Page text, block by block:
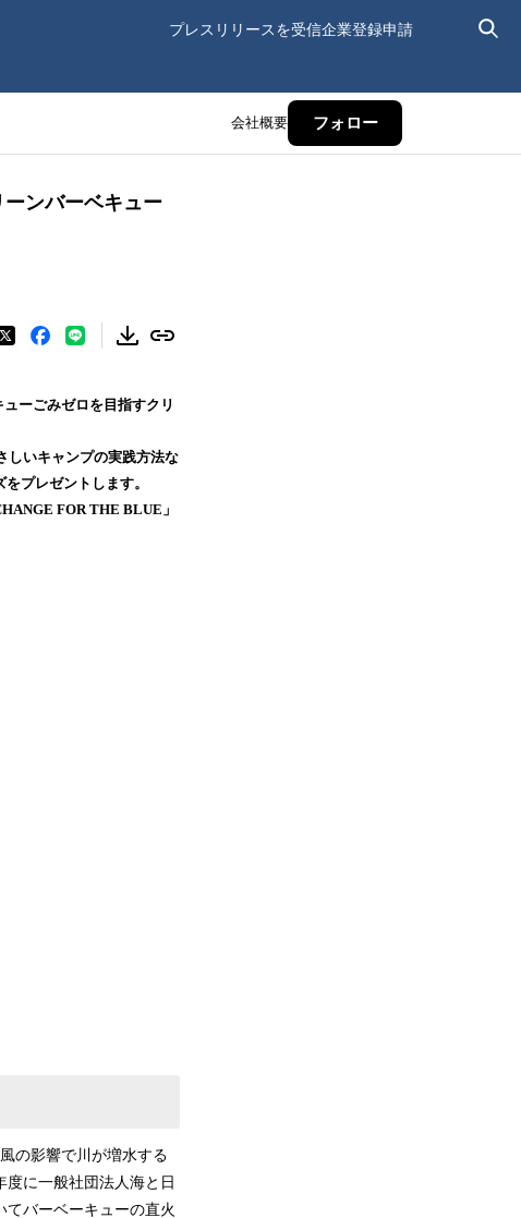
プレスリリースを受信企業登録申請
会社概要 フォロー
ンバーベキュー
ーごみゼロを目指すクリ
しいキャンプの実践方法な
プレゼントします。
FOR THE BLUE」
の影響で川が増水する
に一般社団法人海と日
バーベーキューの直火